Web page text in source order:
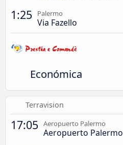
1:25 Palermo
Via Fazello
Económica
Terravision
17:05 Aeropuerto Palermo
Aeropuerto Palermo